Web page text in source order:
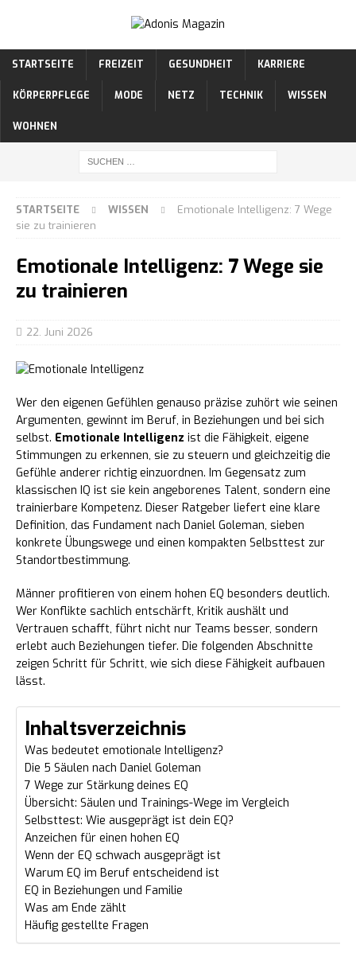
STARTSEITE FREIZEIT GESUNDHEIT KARRIERE
KÖRPERPFLEGE MODE NETZ TECHNIK WISSEN
WOHNEN
STARTSEITE WISSEN
Emotionale Intelligenz: 7 Wege
sie zu trainieren
Emotionale Intelligenz: 7 Wege sie
zu trainieren
22. Juni 2026
Wer den eigenen Gefühlen genauso präzise zuhört wie seinen
Argumenten, gewinnt im Beruf, in Beziehungen und bei sich
selbst. Emotionale Intelligenz ist die Fähigkeit, eigene
Stimmungen zu erkennen, sie zu steuern und gleichzeitig die
Gefühle anderer richtig einzuordnen. Im Gegensatz zum
klassischen IQ ist sie kein angeborenes Talent, sondern eine
trainierbare Kompetenz. Dieser Ratgeber liefert eine klare
Definition, das Fundament nach Daniel Goleman, sieben
konkrete Übungswege und einen kompakten Selbsttest zur
Standortbestimmung.
Männer profitieren von einem hohen EQ besonders deutlich.
Wer Konflikte sachlich entschärft, Kritik aushält und
Vertrauen schafft, führt nicht nur Teams besser, sondern
erlebt auch Beziehungen tiefer. Die folgenden Abschnitte
zeigen Schritt für Schritt, wie sich diese Fähigkeit aufbauen
lässt.
Inhaltsverzeichnis
Was bedeutet emotionale Intelligenz?
Die 5 Säulen nach Daniel Goleman
7 Wege zur Stärkung deines EQ
Übersicht: Säulen und Trainings-Wege im Vergleich
Selbsttest: Wie ausgeprägt ist dein EQ?
Anzeichen für einen hohen EQ
Wenn der EQ schwach ausgeprägt ist
Warum EQ im Beruf entscheidend ist
EQ in Beziehungen und Familie
Was am Ende zählt
Häufig gestellte Fragen